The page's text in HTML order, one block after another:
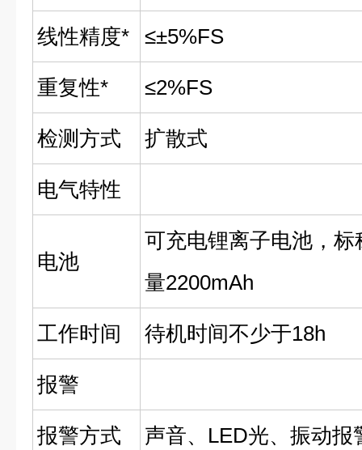
线性精度* ≤±5%FS
重复性* ≤2%FS
检测方式 扩散式
电气特性
电池
可充电锂离子电池，标
量2200mAh
工作时间 待机时间不少于18h
报警
报警方式 声音、LED光、振动报